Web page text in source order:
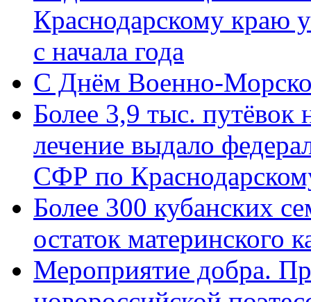
Краснодарскому краю
с начала года
C Днём Военно-
Более 3,9 тыс. путёвок
лечение выдало
СФР по
Более 300 кубанских
остаток материнского
Мероприятие добра.